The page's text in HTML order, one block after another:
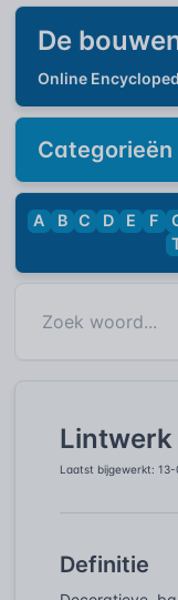
De
Online
Categorieën
A B C D E F
Lintwerk
Laatst bijgewerkt:
Definitie